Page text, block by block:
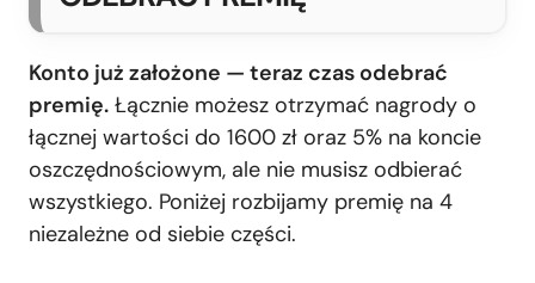
Konto już założone — teraz czas odebrać
premię. Łącznie możesz otrzymać nagrody o
łącznej wartości do 1600 zł oraz 5% na koncie
oszczędnościowym, ale nie musisz odbierać
wszystkiego. Poniżej rozbijamy premię na 4
niezależne od siebie części.